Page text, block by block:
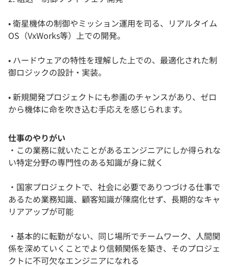
• 衛星機体の制御やミッション運用を司る、リアルタイム
OS（VxWorks等）上での開発。
• ハードウェアの特性を理解した上での、最適化された制
御ロジックの設計・実装。
• 新規開発プロジェクトにも参画のチャンスがあり、ゼロ
から機体に命を吹き込む手応えを感じられます。
仕事のやりがい
・この業務に就いたことがあるエンジニアにしか得られな
い特定分野の専門性のある知識が身に就く
・国家プロジェクトで、社会に必要でありつづける仕事で
あるため業務知識、顧客知識が陳腐化せず、長期的なキャ
リアアップが可能
・基本的に転勤がない、同じ場所でチームワーク、人間関
係を深めていくことでより信頼関係を築き、そのプロジェ
クトに不可欠なエンジニアになれる